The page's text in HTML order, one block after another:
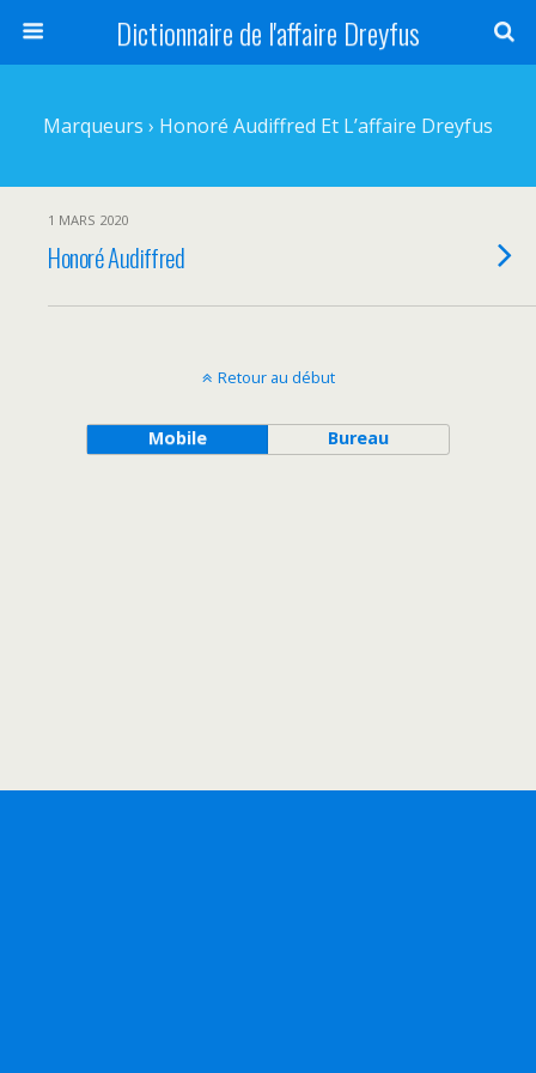
Dictionnaire de l'affaire Dreyfus
Marqueurs › Honoré Audiffred Et L’affaire Dreyfus
1 MARS 2020
Honoré Audiffred
Retour au début
Mobile Bureau